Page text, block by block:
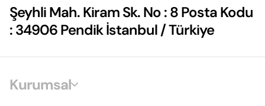
Şeyhli Mah. Kiram Sk. No : 8 Posta Kodu
: 34906 Pendik İstanbul / Türkiye
Kurumsal